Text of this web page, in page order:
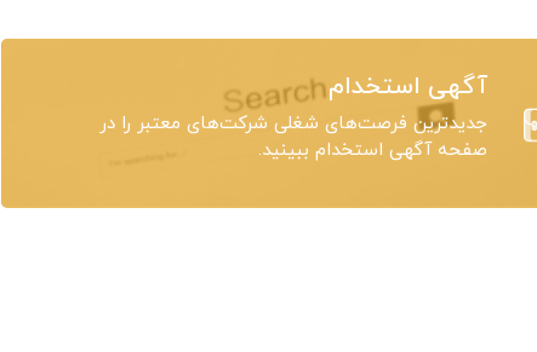
آگهی استخدام
جدیدترین فرصت‌های شغلی شرکت‌های معتبر را در
صفحه آگهی استخدام ببینید.